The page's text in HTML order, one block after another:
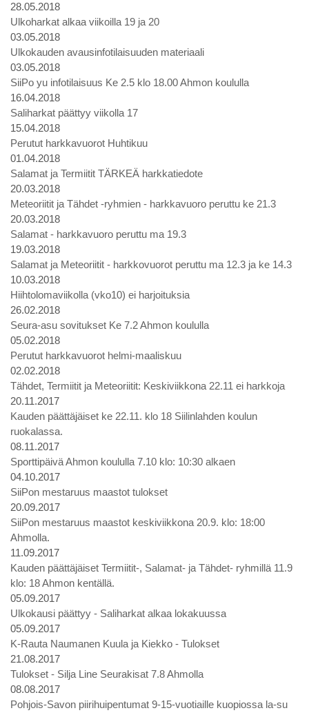
28.05.2018
Ulkoharkat alkaa viikoilla 19 ja 20
03.05.2018
Ulkokauden avausinfotilaisuuden materiaali
03.05.2018
SiiPo yu infotilaisuus Ke 2.5 klo 18.00 Ahmon koululla
16.04.2018
Saliharkat päättyy viikolla 17
15.04.2018
Perutut harkkavuorot Huhtikuu
01.04.2018
Salamat ja Termiitit TÄRKEÄ harkkatiedote
20.03.2018
Meteoriitit ja Tähdet -ryhmien - harkkavuoro peruttu ke 21.3
20.03.2018
Salamat - harkkavuoro peruttu ma 19.3
19.03.2018
Salamat ja Meteoriitit - harkkovuorot peruttu ma 12.3 ja ke 14.3
10.03.2018
Hiihtolomaviikolla (vko10) ei harjoituksia
26.02.2018
Seura-asu sovitukset Ke 7.2 Ahmon koululla
05.02.2018
Perutut harkkavuorot helmi-maaliskuu
02.02.2018
Tähdet, Termiitit ja Meteoriitit: Keskiviikkona 22.11 ei harkkoja
20.11.2017
Kauden päättäjäiset ke 22.11. klo 18 Siilinlahden koulun
ruokalassa.
08.11.2017
Sporttipäivä Ahmon koululla 7.10 klo: 10:30 alkaen
04.10.2017
SiiPon mestaruus maastot tulokset
20.09.2017
SiiPon mestaruus maastot keskiviikkona 20.9. klo: 18:00
Ahmolla.
11.09.2017
Kauden päättäjäiset Termiitit-, Salamat- ja Tähdet- ryhmillä 11.9
klo: 18 Ahmon kentällä.
05.09.2017
Ulkokausi päättyy - Saliharkat alkaa lokakuussa
05.09.2017
K-Rauta Naumanen Kuula ja Kiekko - Tulokset
21.08.2017
Tulokset - Silja Line Seurakisat 7.8 Ahmolla
08.08.2017
Pohjois-Savon piirihuipentumat 9-15-vuotiaille kuopiossa la-su